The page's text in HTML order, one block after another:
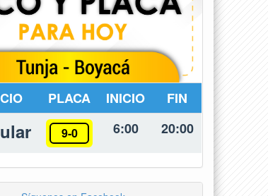
PLACA INICIO FIN
9-0 6:00 20:00